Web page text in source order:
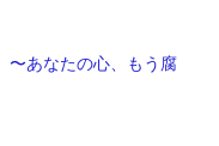
〜あなたの心、もう腐